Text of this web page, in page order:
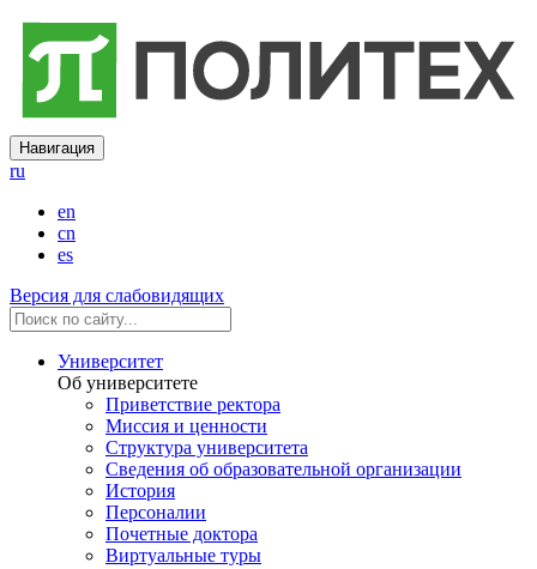
Навигация
ru
en
cn
es
Версия для слабовидящих
Университет
Об университете
Приветствие ректора
Миссия и ценности
Структура университета
Сведения об образовательной организации
История
Персоналии
Почетные доктора
Виртуальные туры